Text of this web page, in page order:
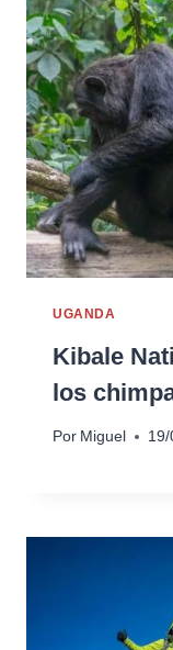
UGANDA
Kibale
los
Por Miguel 19/